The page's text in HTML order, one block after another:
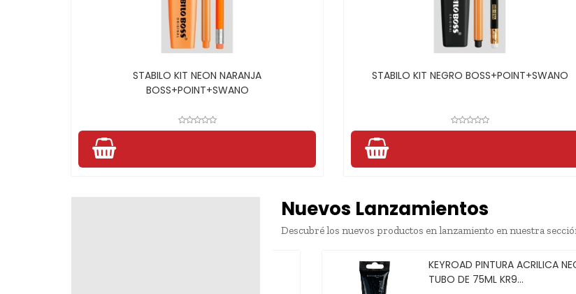
STABILO KIT NEON NARANJA
BOSS+POINT+SWANO
STABILO KIT NEGRO BOSS+POINT+SWANO
Nuevos Lanzamientos
Descubré los nuevos productos en lanzamiento en nuestra
KEYROAD PINTURA ACRILICA NEGRA
TUBO DE 75ML KR9...